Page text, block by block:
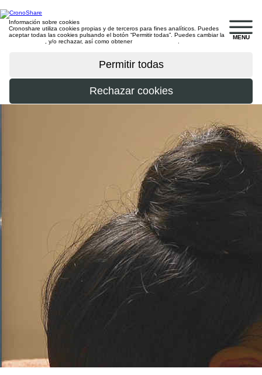
MENU
Información sobre cookies
Cronoshare utiliza cookies propias y de terceros para fines analíticos. Puedes
aceptar todas las cookies pulsando el botón “Permitir todas”. Puedes cambiar la
, y/o rechazar, así como obtener